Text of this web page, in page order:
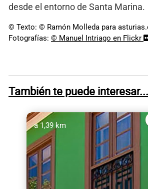
desde el entorno de Santa Marina.
© Texto: © Ramón Molleda para
Fotografías: © Manuel Intriago en Flickr
También te puede interesar...
a 1,39 km